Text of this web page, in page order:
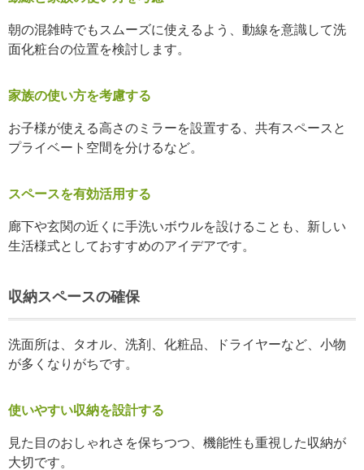
朝の混雑時でもスムーズに使えるよう、動線を意識して洗
面化粧台の位置を検討します。
家族の使い方を考慮する
お子様が使える高さのミラーを設置する、共有スペースと
プライベート空間を分けるなど。
スペースを有効活用する
廊下や玄関の近くに手洗いボウルを設けることも、新しい
生活様式としておすすめのアイデアです。
収納スペースの確保
洗面所は、タオル、洗剤、化粧品、ドライヤーなど、小物
が多くなりがちです。
使いやすい収納を設計する
見た目のおしゃれさを保ちつつ、機能性も重視した収納が
大切です。